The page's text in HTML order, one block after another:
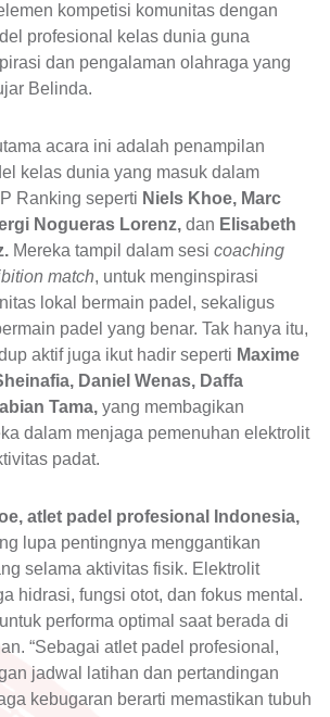
kompetisi komunitas dengan
profesional kelas dunia guna
dan pengalaman olahraga yang
Belinda.
acara ini adalah penampilan
kelas dunia yang masuk dalam
Ranking seperti Niels Khoe, Marc
Nogueras Lorenz, dan Elisabeth
Mereka tampil dalam sesi coaching
match, untuk menginspirasi
lokal bermain padel, sekaligus
padel yang benar. Tak hanya itu,
aktif juga ikut hadir seperti Maxime
Daniel Wenas, Daffa
Tama, yang membagikan
dalam menjaga pemenuhan elektrolit
padat.
atlet padel profesional Indonesia,
lupa pentingnya menggantikan
selama aktivitas fisik. Elektrolit
hidrasi, fungsi otot, dan fokus mental.
performa optimal saat berada di
“Sebagai atlet padel profesional,
jadwal latihan dan pertandingan
kebugaran berarti memastikan tubuh